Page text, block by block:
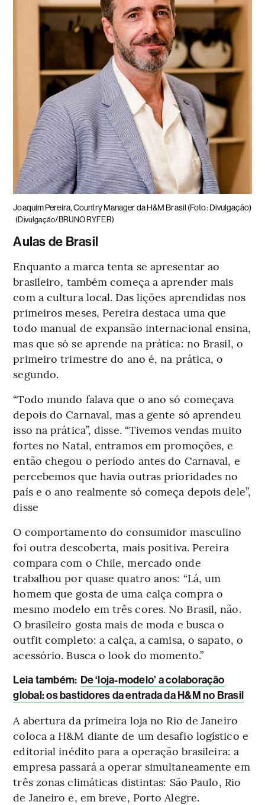
Joaquim Pereira, Country Manager da H&M Brasil (Foto: Divulgação)
(Divulgação/BRUNO RYFER)
Aulas de Brasil
Enquanto a marca tenta se apresentar ao
brasileiro, também começa a aprender mais
com a cultura local. Das lições aprendidas nos
primeiros meses, Pereira destaca uma que
todo manual de expansão internacional ensina,
mas que só se aprende na prática: no Brasil, o
primeiro trimestre do ano é, na prática, o
segundo.
“Todo mundo falava que o ano só começava
depois do Carnaval, mas a gente só aprendeu
isso na prática”, disse. “Tivemos vendas muito
fortes no Natal, entramos em promoções, e
então chegou o período antes do Carnaval, e
percebemos que havia outras prioridades no
país e o ano realmente só começa depois dele”,
disse
O comportamento do consumidor masculino
foi outra descoberta, mais positiva. Pereira
compara com o Chile, mercado onde
trabalhou por quase quatro anos: “Lá, um
homem que gosta de uma calça compra o
mesmo modelo em três cores. No Brasil, não.
O brasileiro gosta mais de moda e busca o
outfit completo: a calça, a camisa, o sapato, o
acessório. Busca o look do momento.”
Leia também: De ‘loja-modelo’ a colaboração
global: os bastidores da entrada da H&M no Brasil
A abertura da primeira loja no Rio de Janeiro
coloca a H&M diante de um desafio logístico e
editorial inédito para a operação brasileira: a
empresa passará a operar simultaneamente em
três zonas climáticas distintas: São Paulo, Rio
de Janeiro e, em breve, Porto Alegre.